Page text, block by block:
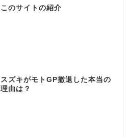
このサイトの紹介
スズキがモトGP撤退した本当の
理由は？